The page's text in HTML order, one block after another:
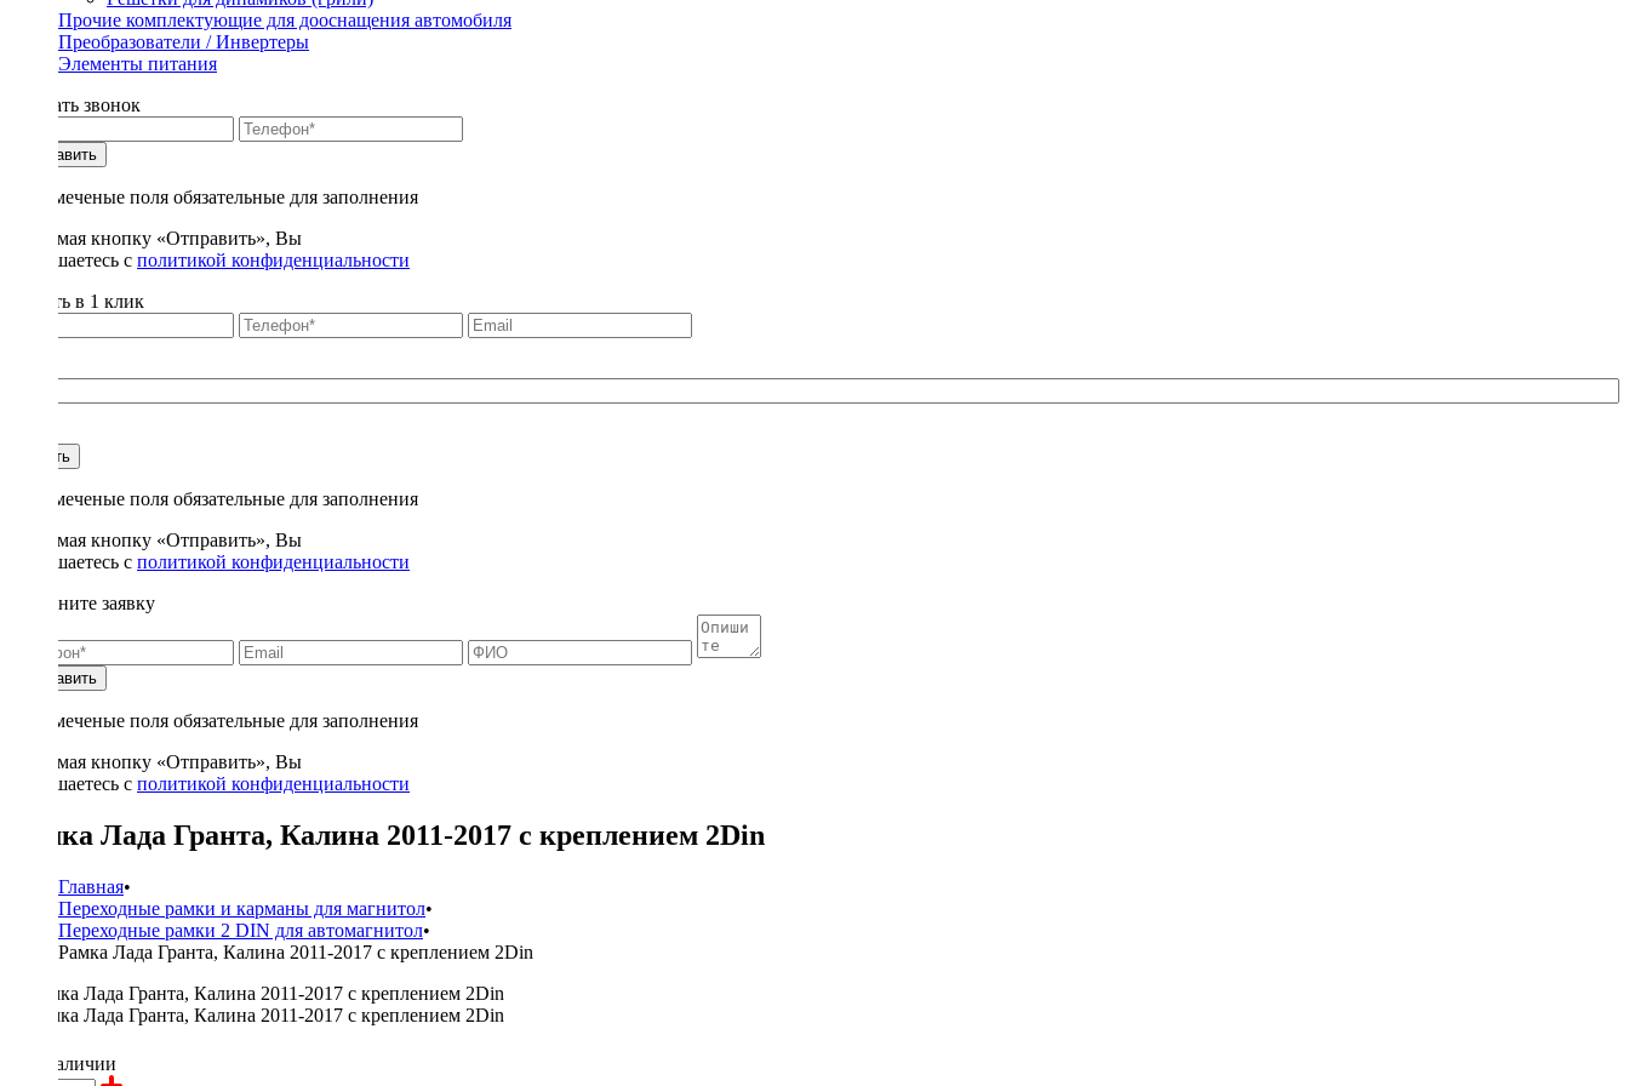
Прочие комплектующие для дооснащения автомобиля
Преобразователи / Инвертеры
Элементы питания
Заказать звонок
Отправить
* - отмеченые поля обязательные для заполнения
Нажимая кнопку «Отправить», Вы
соглашаетесь с политикой конфиденциальности
Купить в 1 клик
Купить
* - отмеченые поля обязательные для заполнения
Нажимая кнопку «Отправить», Вы
соглашаетесь с политикой конфиденциальности
Заполните заявку
Отправить
* - отмеченые поля обязательные для заполнения
Нажимая кнопку «Отправить», Вы
соглашаетесь с политикой конфиденциальности
Рамка Лада Гранта, Калина 2011-2017 с креплением 2Din
Главная•
Переходные рамки и карманы для магнитол•
Переходные рамки 2 DIN для автомагнитол•
Рамка Лада Гранта, Калина 2011-2017 с креплением 2Din
в наличии